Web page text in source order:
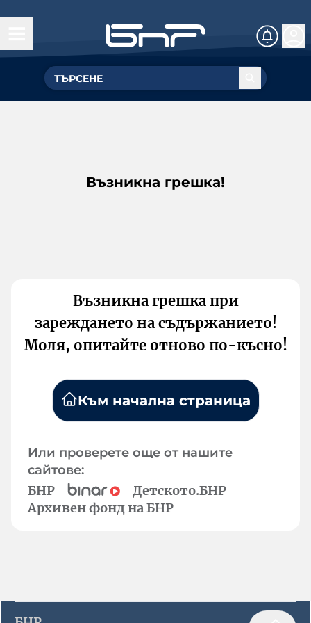
Възникна грешка!
Възникна грешка при
зареждането на съдържанието!
Моля, опитайте отново по-късно!
Към начална страница
Или проверете още от нашите
сайтове:
БНР
Детското.БНР
Архивен фонд на БНР